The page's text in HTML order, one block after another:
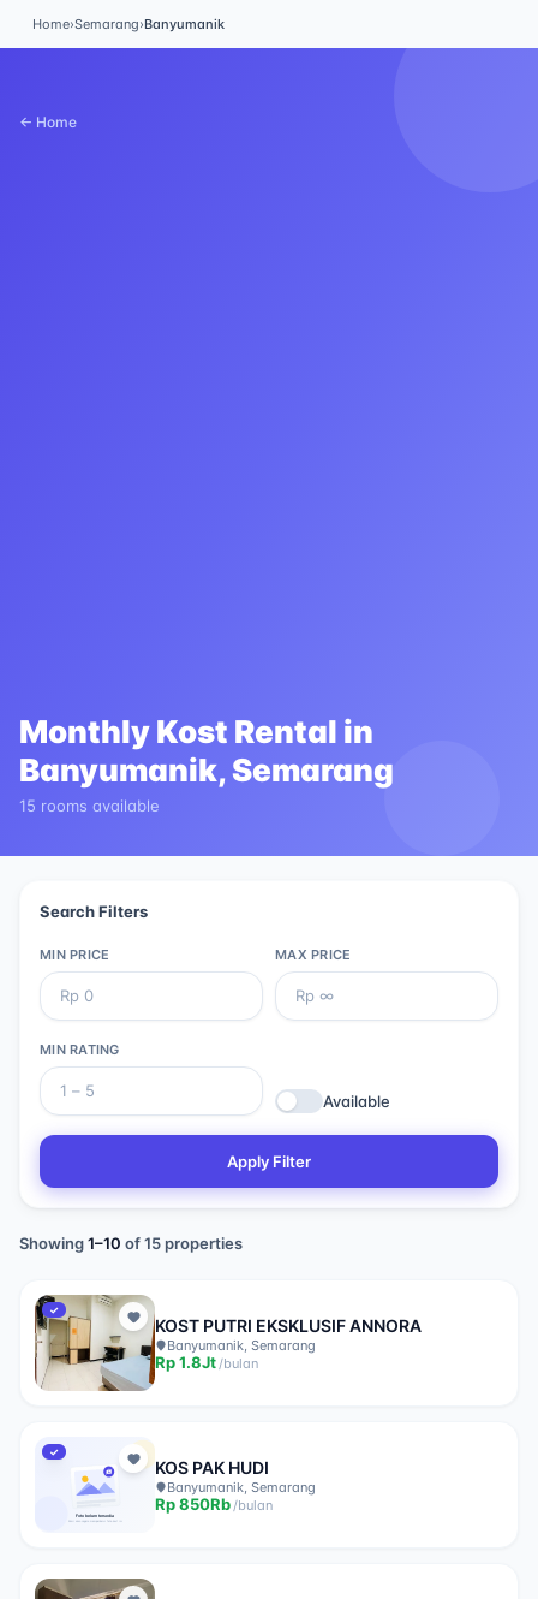
Home›Semarang›Banyumanik
← Home
Monthly Kost Rental in
Banyumanik, Semarang
15 rooms available
Search Filters
MIN PRICE MAX PRICE
MIN RATING
Available
Apply Filter
Showing1–10 of15properties
✓
KOST PUTRI EKSKLUSIF ANNORA
Banyumanik, Semarang
Rp1.8Jt/bulan
✓
KOS PAK HUDI
Banyumanik, Semarang
Rp850Rb/bulan